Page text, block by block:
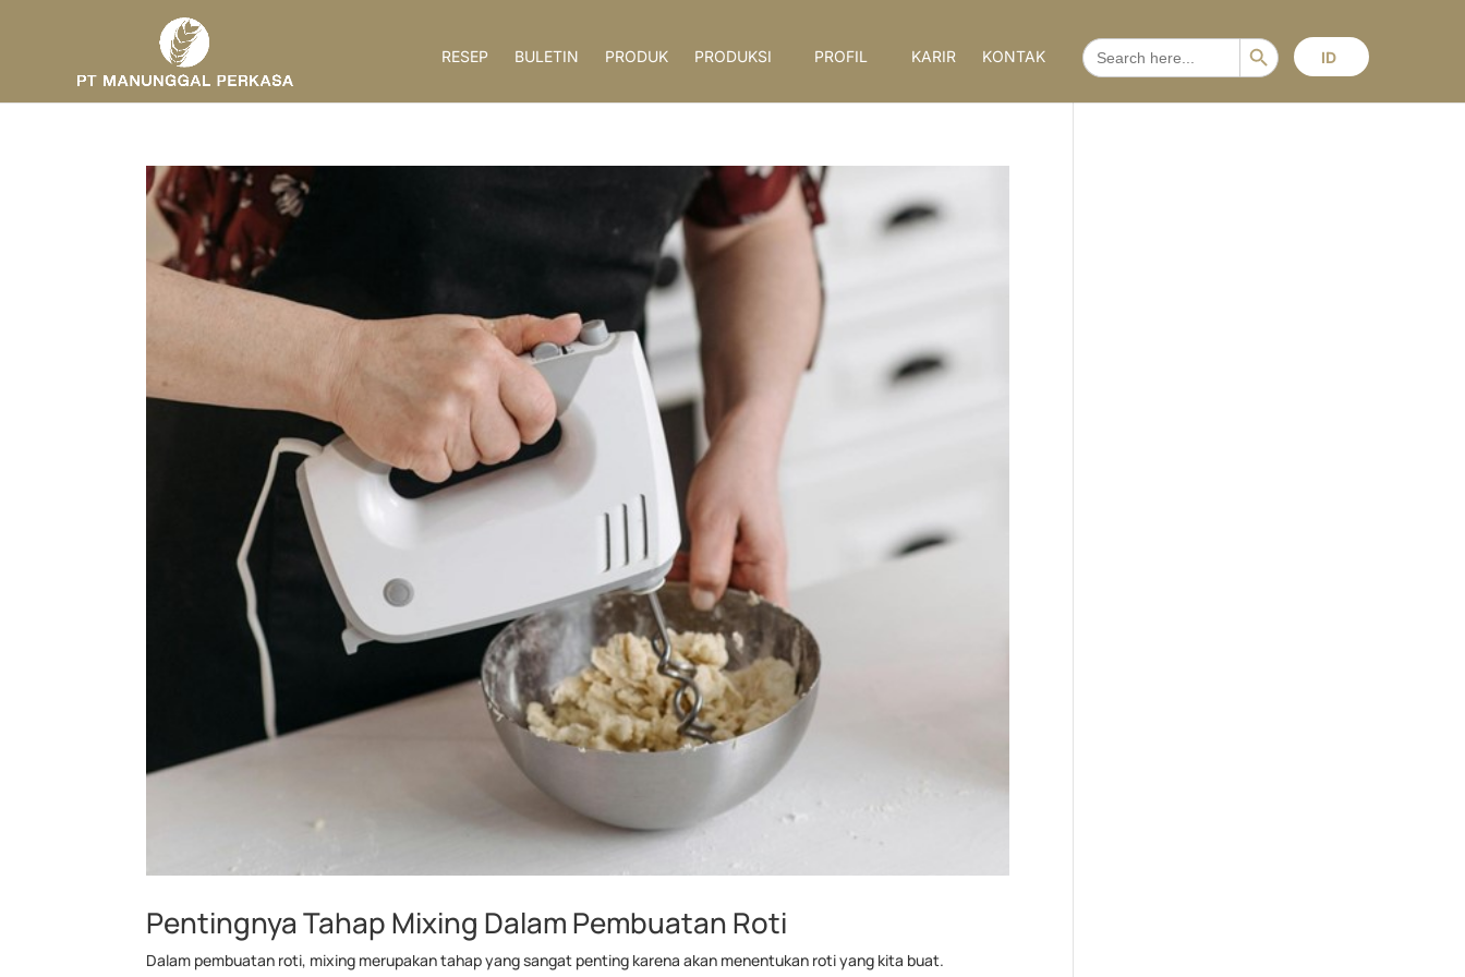
RESEP BULETIN PRODUK PRODUKSI PROFIL KARIR KONTAK
SEARCH
FOR:
Search Button
ID
Pentingnya Tahap Mixing Dalam Pembuatan Roti
Dalam pembuatan roti, mixing merupakan tahap yang sangat penting karena akan menentukan roti yang kita buat.